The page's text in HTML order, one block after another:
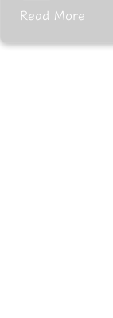
Read More